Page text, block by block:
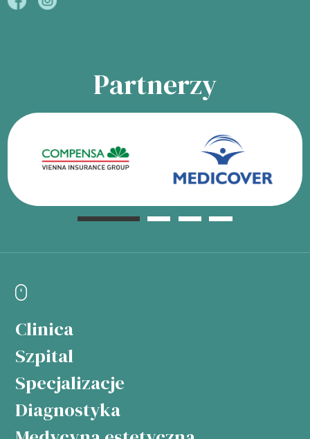
Partnerzy
Clinica
Szpital
Specjalizacje
Diagnostyka